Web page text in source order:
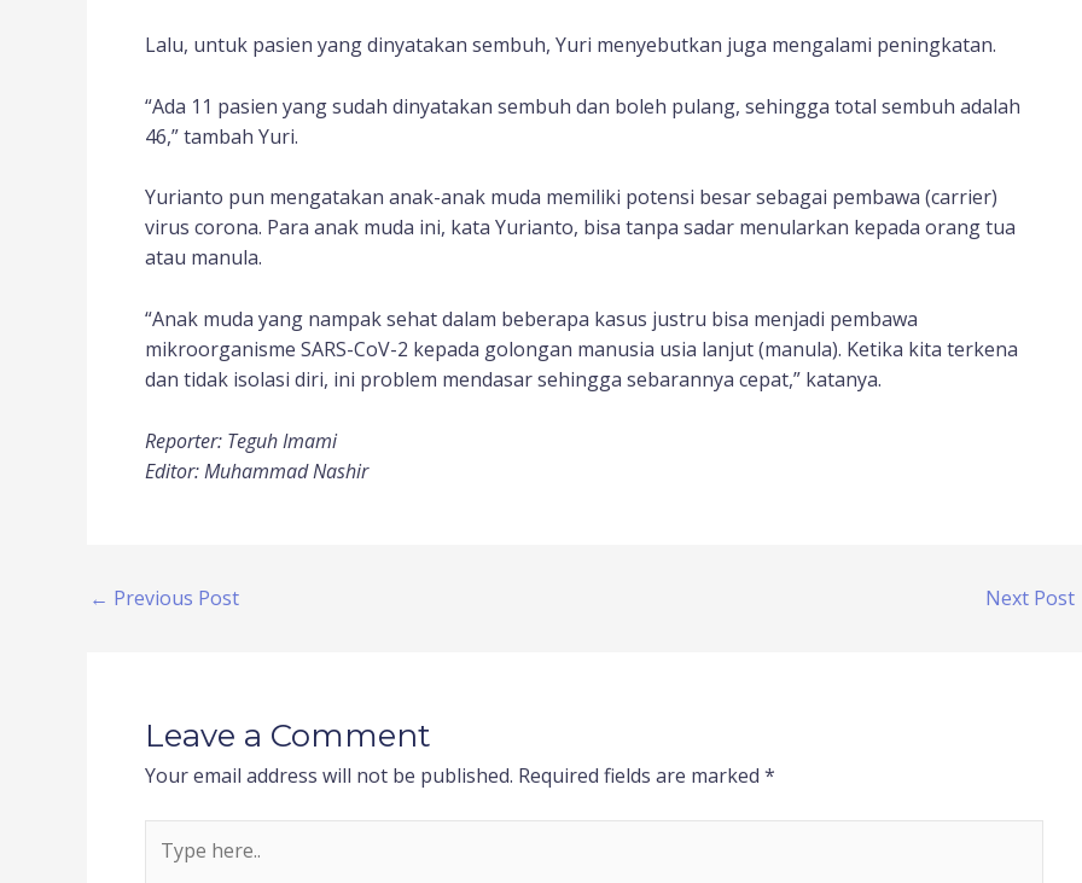
Lalu, untuk pasien yang dinyatakan sembuh, Yuri menyebutkan juga mengalami peningkatan.
“Ada 11 pasien yang sudah dinyatakan sembuh dan boleh pulang, sehingga total sembuh adalah
46,” tambah Yuri.
Yurianto pun mengatakan anak-anak muda memiliki potensi besar sebagai pembawa (carrier)
virus corona. Para anak muda ini, kata Yurianto, bisa tanpa sadar menularkan kepada orang tua
atau manula.
“Anak muda yang nampak sehat dalam beberapa kasus justru bisa menjadi pembawa
mikroorganisme SARS-CoV-2 kepada golongan manusia usia lanjut (manula). Ketika kita terkena
dan tidak isolasi diri, ini problem mendasar sehingga sebarannya cepat,” katanya.
Reporter: Teguh Imami
Editor: Muhammad Nashir
← Previous Post Next Post
Leave a Comment
Your email address will not be published. Required fields are marked *
here..